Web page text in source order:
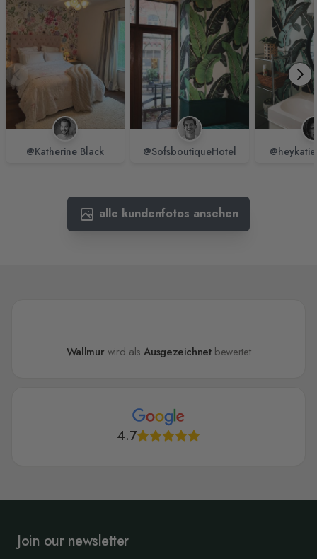
@Katherine Black @SofsboutiqueHotel
alle kundenfotos ansehen
Wallmur wird alsAusgezeichnetbewertet
4.7
Join our newsletter